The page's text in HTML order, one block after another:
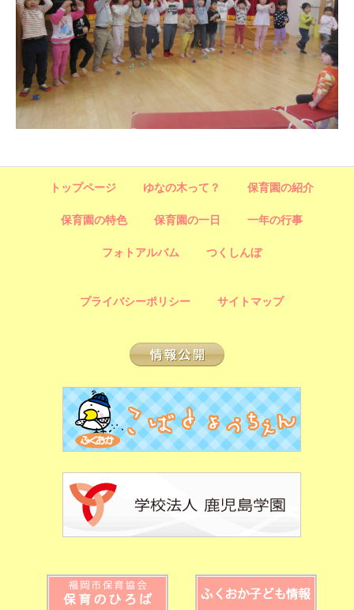
トップページ ゆなの木って？ 保育園の紹介
保育園の特色 保育園の一日 一年の行事
フォトアルバム つくしんぼ
プライバシーポリシー サイトマップ